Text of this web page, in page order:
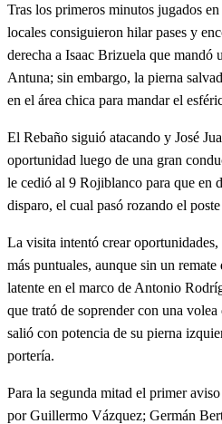
Tras los primeros minutos jugados
locales consiguieron hilar pases y
derecha a Isaac Brizuela que mandó
Antuna; sin embargo, la pierna
en el área chica para mandar el
El Rebaño siguió atacando y José
oportunidad luego de una gran
le cedió al 9 Rojiblanco para que en
disparo, el cual pasó rozando el
La visita intentó crear
más puntuales, aunque sin un
latente en el marco de Antonio
que trató de soprender con una
salió con potencia de su pierna
portería.
Para la segunda mitad el primer
por Guillermo Vázquez; Germán